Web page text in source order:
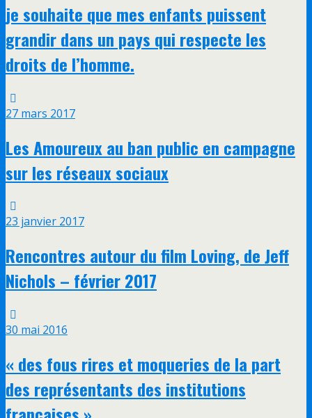
je souhaite que mes enfants puissent
grandir dans un pays qui respecte les
droits de l’homme.
27 mars 2017
Les Amoureux au ban public en campagne
sur les réseaux sociaux
23 janvier 2017
Rencontres autour du film Loving, de Jeff
Nichols – février 2017
30 mai 2016
« des fous rires et moqueries de la part
des représentants des institutions